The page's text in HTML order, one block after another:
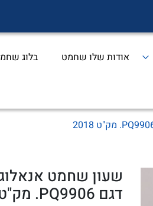
אודות שלו שחמט בלוג
שעון שחמט
דגם PQ9906. מק"ט 2018